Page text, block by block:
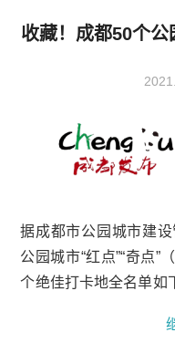
收藏！成都50个
据成都市公园城市建
公园城市“红点”“奇点”
个绝佳打卡地全名单如
版“莫奈花园”麓湖·山林